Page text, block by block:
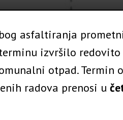
asfaltiranja
izvršilo redovito
otpad. Termin
radova prenosi u